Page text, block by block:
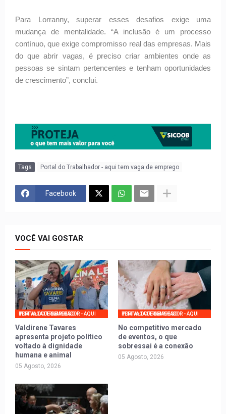
Para Lorranny, superar esses desafios exige uma
mudança de mentalidade. “A inclusão é um processo
contínuo, que exige compromisso real das empresas. Mais
do que abrir vagas, é preciso criar ambientes onde as
pessoas se sintam pertencentes e tenham oportunidades
de crescimento”, conclui.
Tags Portal do Trabalhador - aqui tem vaga de emprego
Facebook
VOCÊ VAI GOSTAR
PORTAL DO TRABALHADOR - AQUI TEM VAGA DE EMPREGO
Valdirene Tavares
apresenta projeto político
voltado à dignidade
humana e animal
05 Agosto, 2026
PORTAL DO TRABALHADOR - AQUI TEM VAGA DE EMPREGO
No competitivo mercado
de eventos, o que
sobressai é a conexão
05 Agosto, 2026